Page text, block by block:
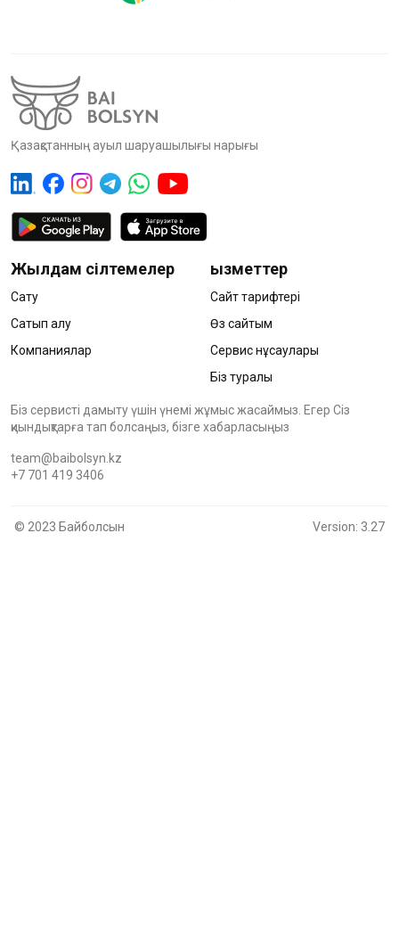
Қазақстанның ауыл шаруашылығы нарығы
Жылдам сілтемелер
Сату
Сатып алу
Компаниялар
Қызметтер
Сайт тарифтері
Өз сайтым
Сервис нұсқаулары
Біз туралы
Біз сервисті дамыту үшін үнемі жұмыс жасаймыз. Егер Сіз
қиындықтарға тап болсаңыз, бізге хабарласыңыз
team@baibolsyn.kz
+7 701 419 3406
© 2023 Байболсын Version: 3.27